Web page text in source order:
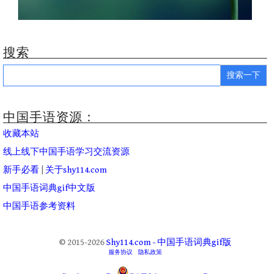
搜索
Search
中国手语资源：
收藏本站
线上线下中国手语学习交流资源
新手必看
关于shy114.com
中国手语词典gif中文版
中国手语参考资料
© 2015-2026Shy114.com - 中国手语词典gif版
服务协议 隐私政策